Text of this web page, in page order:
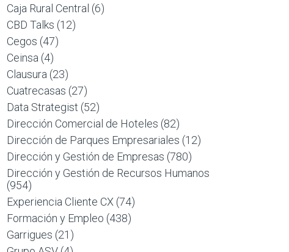
Caja Rural Central (6)
CBD Talks (12)
Cegos (47)
Ceinsa (4)
Clausura (23)
Cuatrecasas (27)
Data Strategist (52)
Dirección Comercial de Hoteles (82)
Dirección de Parques Empresariales (12)
Dirección y Gestión de Empresas (780)
Dirección y Gestión de Recursos Humanos
(954)
Experiencia Cliente CX (74)
Formación y Empleo (438)
Garrigues (21)